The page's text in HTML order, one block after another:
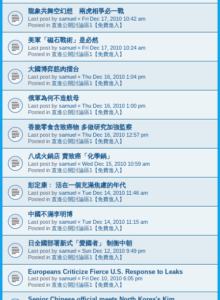
龍象共舞空幻想 兩虎相爭必一戰
Last post by samuel « Fri Dec 17, 2010 10:42 am
Posted in 直進公開討論區1【免費進入】
美軍「磁石戰術」是必然
Last post by samuel « Fri Dec 17, 2010 10:24 am
Posted in 直進公開討論區1【免費進入】
大國博弈筋肉擂台
Last post by samuel « Thu Dec 16, 2010 1:04 pm
Posted in 直進公開討論區1【免費進入】
俄軍為何不造航母
Last post by samuel « Thu Dec 16, 2010 1:00 pm
Posted in 直進公開討論區1【免費進入】
香脆零食含致癌物 多做研究加強監察
Last post by samuel « Thu Dec 16, 2010 12:57 pm
Posted in 直進公開討論區1【免費進入】
八成火鍋店 賣致癌「化學鍋」
Last post by samuel « Wed Dec 15, 2010 10:59 am
Posted in 直進公開討論區1【免費進入】
彭定康﹕ 活在一個充滿焦慮的年代
Last post by samuel « Tue Dec 14, 2010 11:46 am
Posted in 直進公開討論區1【免費進入】
中國不滿李明博
Last post by samuel « Tue Dec 14, 2010 11:15 am
Posted in 直進公開討論區1【免費進入】
日全國部署新式「愛國者」 制衡中朝
Last post by samuel « Sun Dec 12, 2010 9:49 pm
Posted in 直進公開討論區1【免費進入】
Europeans Criticize Fierce U.S. Response to Leaks
Last post by samuel « Fri Dec 10, 2010 6:05 pm
Posted in 直進公開討論區1【免費進入】